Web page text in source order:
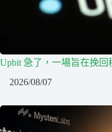
Upbit 急了，一場旨在挽
2026/08/07